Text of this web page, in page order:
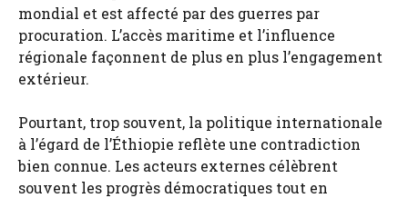
mondial et est affecté par des guerres par
procuration. L’accès maritime et l’influence
régionale façonnent de plus en plus l’engagement
extérieur.
Pourtant, trop souvent, la politique internationale
à l’égard de l’Éthiopie reflète une contradiction
bien connue. Les acteurs externes célèbrent
souvent les progrès démocratiques tout en